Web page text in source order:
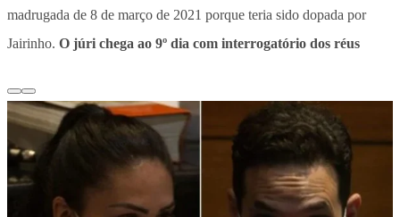
madrugada de 8 de março de 2021 porque teria sido dopada por
Jairinho. O júri chega ao 9º dia com interrogatório dos réus